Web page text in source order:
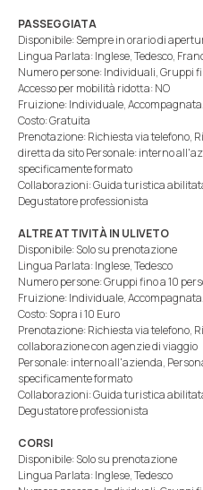
PASSEGGIATA
Disponibile: Sempre in orario di
Lingua Parlata: Inglese, Tedesco,
Numero persone: Individuali, Gruppi
Accesso per mobilità ridotta: NO
Fruizione: Individuale,
Costo: Gratuita
Prenotazione: Richiesta via telefono,
diretta da sito Personale: interno
specificamente formato
Collaborazioni: Guida turistica
Degustatore professionista
ALTRE ATTIVITÀ IN ULIVETO
Disponibile: Solo su prenotazione
Lingua Parlata: Inglese, Tedesco
Numero persone: Gruppi fino a 10
Fruizione: Individuale,
Costo: Sopra i 10 Euro
Prenotazione: Richiesta via telefono,
collaborazione con agenzie di viaggio
Personale: interno all'azienda,
specificamente formato
Collaborazioni: Guida turistica
Degustatore professionista
CORSI
Disponibile: Solo su prenotazione
Lingua Parlata: Inglese, Tedesco